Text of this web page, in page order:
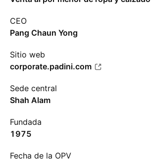
CEO
Pang Chaun Yong
Sitio web
corporate.padini.com
Sede central
Shah Alam
Fundada
1975
Fecha de la OPV